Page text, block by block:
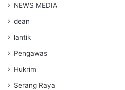
NEWS MEDIA
dean
lantik
Pengawas
Hukrim
Serang Raya